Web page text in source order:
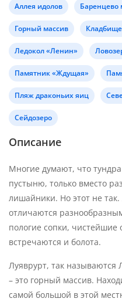
Аллея идолов Баренцево
Горный массив
Ледокол «Ленин»
Памятник «Ждущая»
Пляж драконьих яиц
Сейдозеро
Описание
Многие думают, что
пустыню, только вместо
лишайники. Но этот не
отличаются
пологие сопки, чистейшие
встречаются и болота.
Луяврурт, так называются
– это горный массив.
самой большой в этой